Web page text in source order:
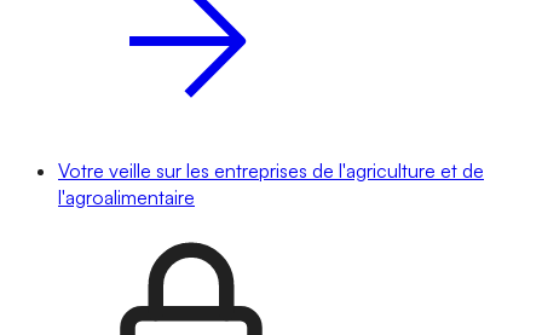
Votre veille sur les entreprises de l'agriculture et de
l'agroalimentaire